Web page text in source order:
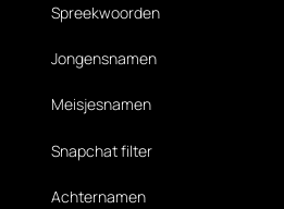
Spreekwoorden
Jongensnamen
Meisjesnamen
Snapchat filter
Achternamen